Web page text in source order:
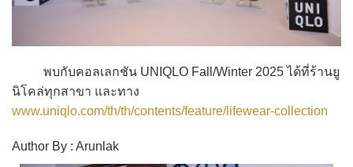
พบกับคอลเลกชัน UNIQLO Fall/Winter 2025 ได้ที่ร้านยู
นิโคล่ทุกสาขา และทาง
www.uniqlo.com/th/th/contents/feature/lifewear-collection
Author By : Arunlak